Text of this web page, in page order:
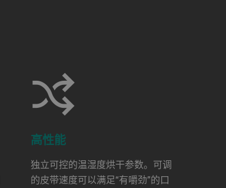
高性能
独立可控的温湿度烘干参数。可调
的皮带速度可以满足“有嚼劲”的口